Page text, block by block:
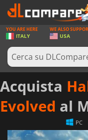
GIOCHI
PREPAGATE
SOFTWARE
REWARDS
HARDWARE
NOTIZIE
YOU ARE HERE
ITALY
WE ALSO
USA
Acquista
Evolved al
PC